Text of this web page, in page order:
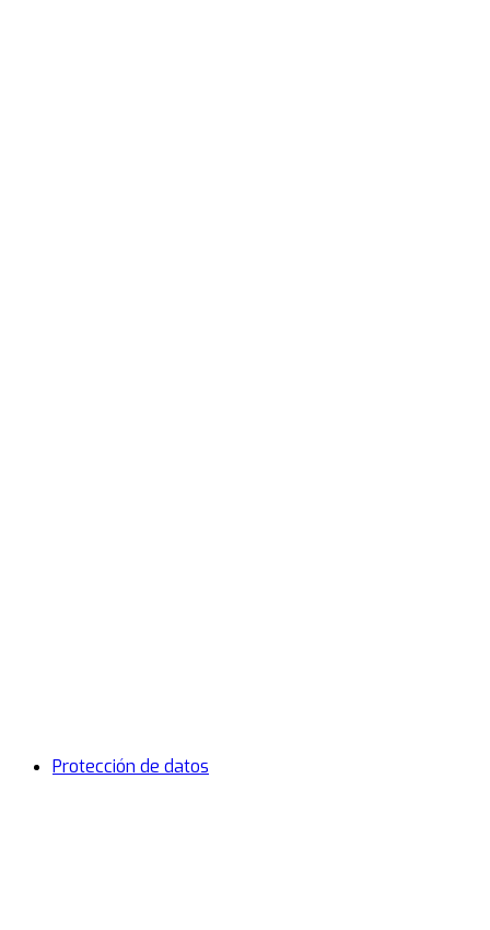
Protección de datos